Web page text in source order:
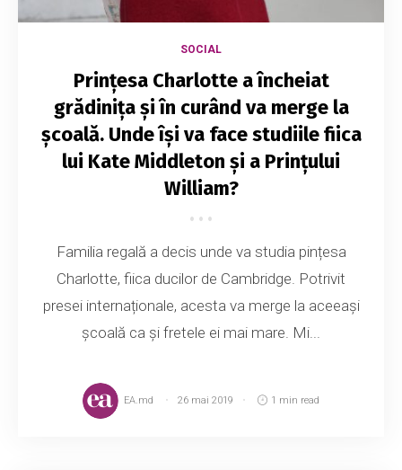
SOCIAL
Prințesa Charlotte a încheiat
grădinița și în curând va merge la
școală. Unde își va face studiile fiica
lui Kate Middleton și a Prințului
William?
Familia regală a decis unde va studia pințesa
Charlotte, fiica ducilor de Cambridge. Potrivit
presei internaționale, acesta va merge la aceeași
școală ca și fretele ei mai mare. Mi...
EA.md 26 mai 2019 1 min read